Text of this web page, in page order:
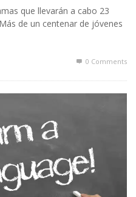
que llevarán a cabo 23
de un centenar de jóvenes
0 Comments